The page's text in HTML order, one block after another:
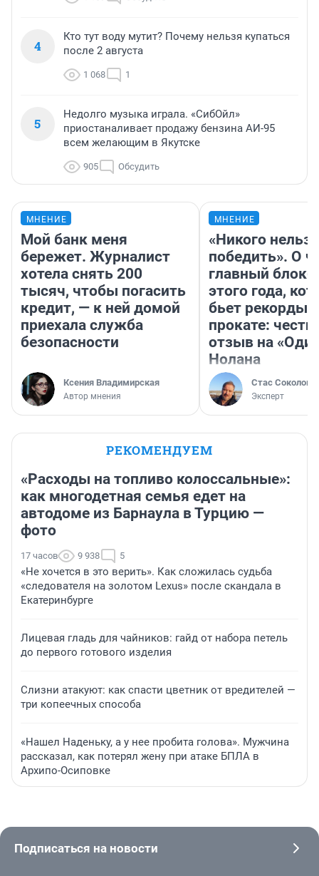
4
Кто тут воду мутит? Почему нельзя купаться
после 2 августа
1 068 1
5
Недолго музыка играла. «СибОйл»
приостаналивает продажу бензина АИ-95
всем желающим в Якутске
905 Обсудить
МНЕНИЕ
Мой банк меня
бережет. Журналист
хотела снять 200
тысяч, чтобы погасить
кредит, — к ней домой
приехала служба
безопасности
Ксения Владимирская
Автор мнения
МНЕНИЕ
«Никого нельзя
победить». О
главный
этого года,
бьет рекорды в
прокате:
отзыв на
Нолана
Стас Соколов
Эксперт
РЕКОМЕНДУЕМ
«Расходы на топливо колоссальные»:
как многодетная семья едет на
автодоме из Барнаула в Турцию —
фото
17 часов 9 938 5
«Не хочется в это верить». Как сложилась судьба
«следователя на золотом Lexus» после скандала в
Екатеринбурге
Лицевая гладь для чайников: гайд от набора петель
до первого готового изделия
Слизни атакуют: как спасти цветник от вредителей —
три копеечных способа
«Нашел Наденьку, а у нее пробита голова». Мужчина
рассказал, как потерял жену при атаке БПЛА в
Архипо-Осиповке
Подписаться на новости